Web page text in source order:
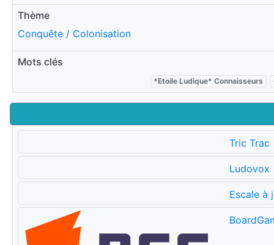
Thème
Conquête / Colonisation
Mots clés
*Etoile Ludique* Connaisseurs
Tric Trac
Ludovox
Escale à